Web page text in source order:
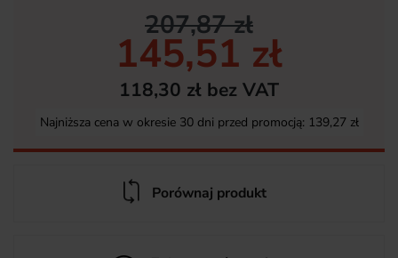
207,87 zł
145,51 zł
118,30 zł bez VAT
Najniższa cena w okresie 30 dni przed promocją: 139,27 zł
Porównaj produkt